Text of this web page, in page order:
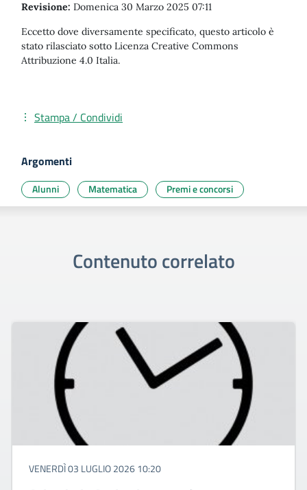
Revisione: Domenica 30 Marzo 2025 07:11
Eccetto dove diversamente specificato, questo articolo è
stato rilasciato sotto Licenza Creative Commons
Attribuzione 4.0 Italia.
Stampa / Condividi
Argomenti
Alunni Matematica Premi e concorsi
Contenuto correlato
VENERDÌ 03 LUGLIO 2026 10:20